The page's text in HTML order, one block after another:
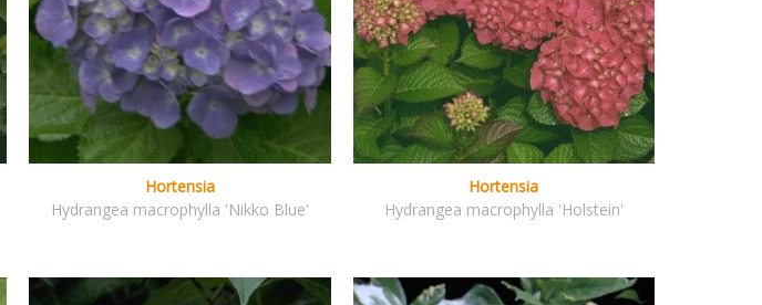
Hortensia
Hydrangea macrophylla 'Nikko Blue'
Hortensia
Hydrangea macrophylla 'Holstein'